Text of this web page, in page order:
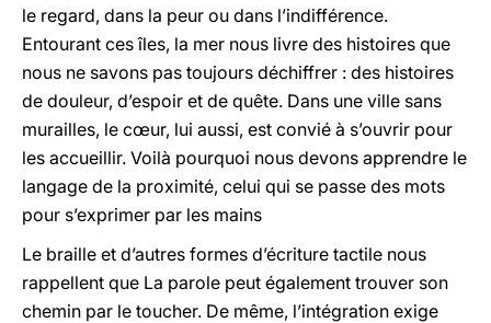
le regard, dans la peur ou dans l’indifférence.
Entourant ces îles, la mer nous livre des histoires que
nous ne savons pas toujours déchiffrer : des histoires
de douleur, d’espoir et de quête. Dans une ville sans
murailles, le cœur, lui aussi, est convié à s’ouvrir pour
les accueillir. Voilà pourquoi nous devons apprendre le
langage de la proximité, celui qui se passe des mots
pour s’exprimer par les mains
Le braille et d’autres formes d’écriture tactile nous
rappellent que La parole peut également trouver son
chemin par le toucher. De même, l’intégration exige